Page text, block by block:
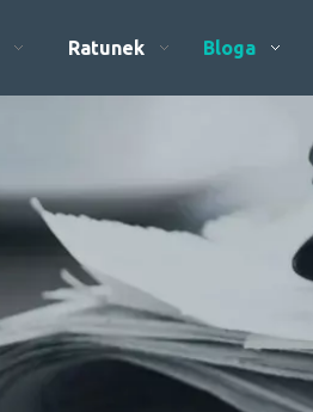
Ratunek Bloga